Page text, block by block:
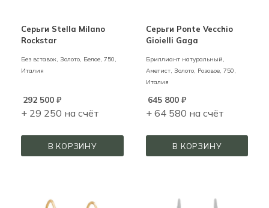
Серьги Stella Milano
Rockstar
Без вставок, Золото, Белое, 750,
Италия
292 500 ₽
+ 29 250 на счёт
В КОРЗИНУ
Серьги Ponte Vecchio
Gioielli Gaga
Бриллиант натуральный,
Аметист, Золото, Розовое, 750,
Италия
645 800₽
+ 64 580 на счёт
В КОРЗИНУ